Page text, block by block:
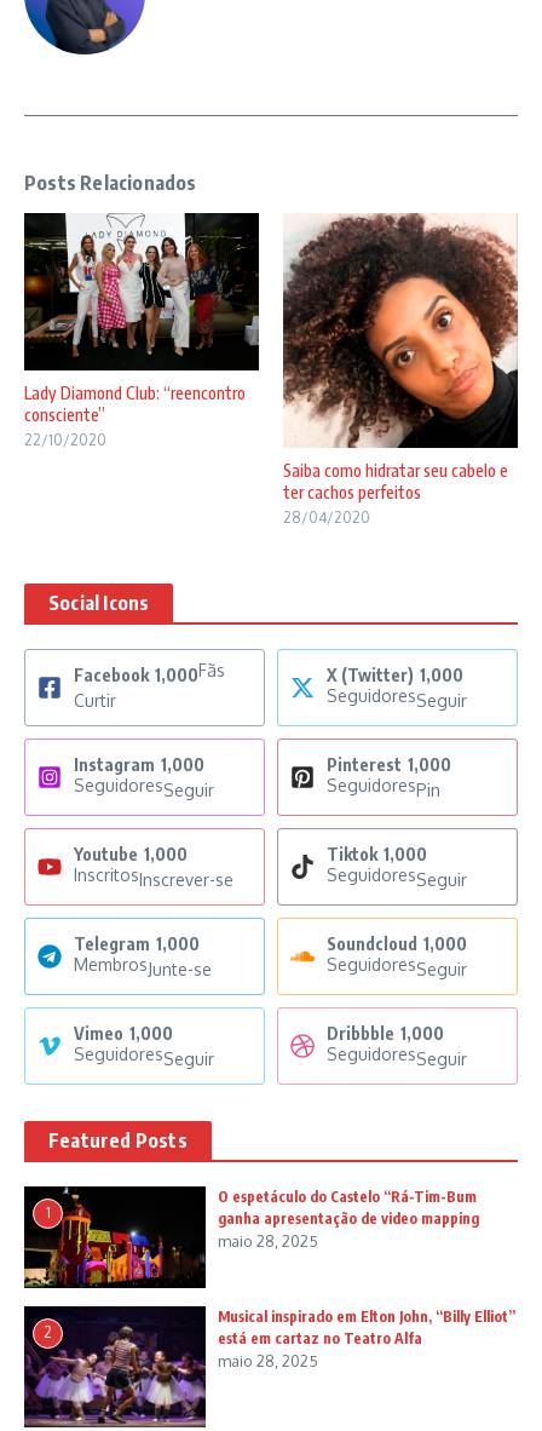
Posts Relacionados
Lady Diamond Club: “reencontro
consciente”
22/10/2020
Saiba como hidratar seu cabelo e
ter cachos perfeitos
28/04/2020
Social Icons
Facebook 1,000Fãs
Curtir
X (Twitter) 1,000
SeguidoresSeguir
Instagram 1,000
SeguidoresSeguir
Pinterest 1,000
SeguidoresPin
Youtube 1,000
InscritosInscrever-se
Tiktok 1,000
SeguidoresSeguir
Telegram 1,000
MembrosJunte-se
Soundcloud 1,000
SeguidoresSeguir
Vimeo 1,000
SeguidoresSeguir
Dribbble 1,000
SeguidoresSeguir
Featured Posts
1
O espetáculo do Castelo “Rá-Tim-Bum
ganha apresentação de video mapping
maio 28, 2025
2
Musical inspirado em Elton John, “Billy Elliot”
está em cartaz no Teatro Alfa
maio 28, 2025